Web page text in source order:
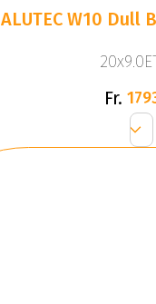
ALUTEC W10 Dull
Fr.